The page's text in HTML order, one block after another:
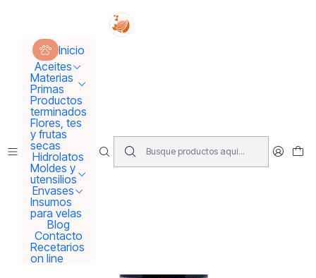
Inicio
Aceites
Materias
Primas
Productos
terminados
Flores, tes
y frutas
secas
Hidrolatos
Moldes y
utensilios
Envases
Insumos
para velas
Blog
Contacto
Recetarios
on line
Tus sueños se concretan aquí !!!
Inicio
Elastina Bio... Flexibilidad a tú piel💛